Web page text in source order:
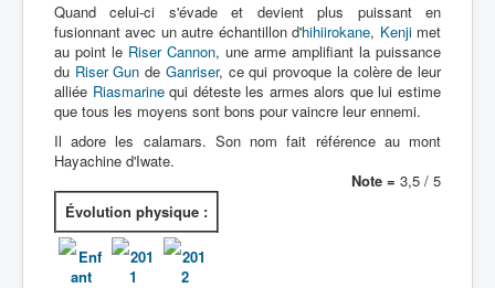
Quand celui-ci s'évade et devient plus puissant en
fusionnant avec un autre échantillon d'hihiirokane, Kenjimet
au point le Riser Cannon, une arme amplifiant la puissance
du Riser Gun de Ganriser, ce qui provoque la colère de leur
alliée Riasmarinequi déteste les armes alors que lui estime
que tous les moyens sont bons pour vaincre leur ennemi.
Il adore les calamars. Son nom fait référence au mont
Hayachine d'Iwate.
Note = 3,5 / 5
Évolution physique :
Enf
ant
201
1
201
2